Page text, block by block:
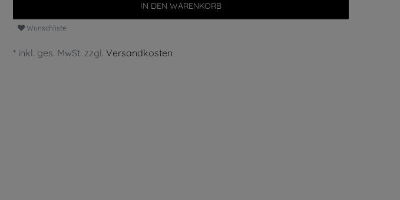
IN DEN WARENKORB
Wunschliste
* inkl. ges. MwSt. zzgl. Versandkosten